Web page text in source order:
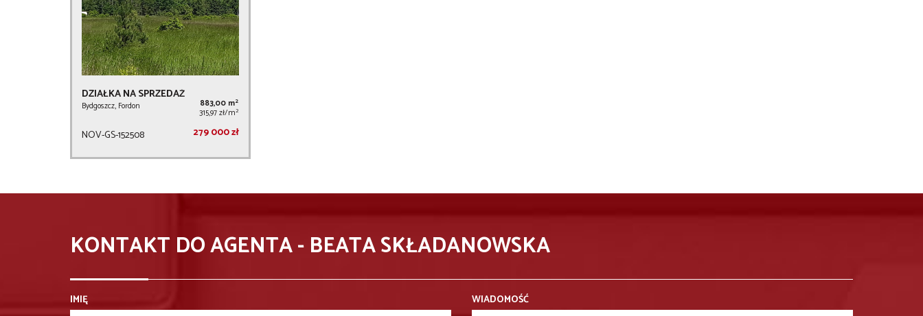
DZIAŁKA NA SPRZEDAŻ
Bydgoszcz, Fordon 883,00 m2
315,97 zł/m2
NOV-GS-152508 279 000 zł
KONTAKT DO AGENTA - BEATA SKŁADANOWSKA
IMIĘ WIADOMOŚĆ